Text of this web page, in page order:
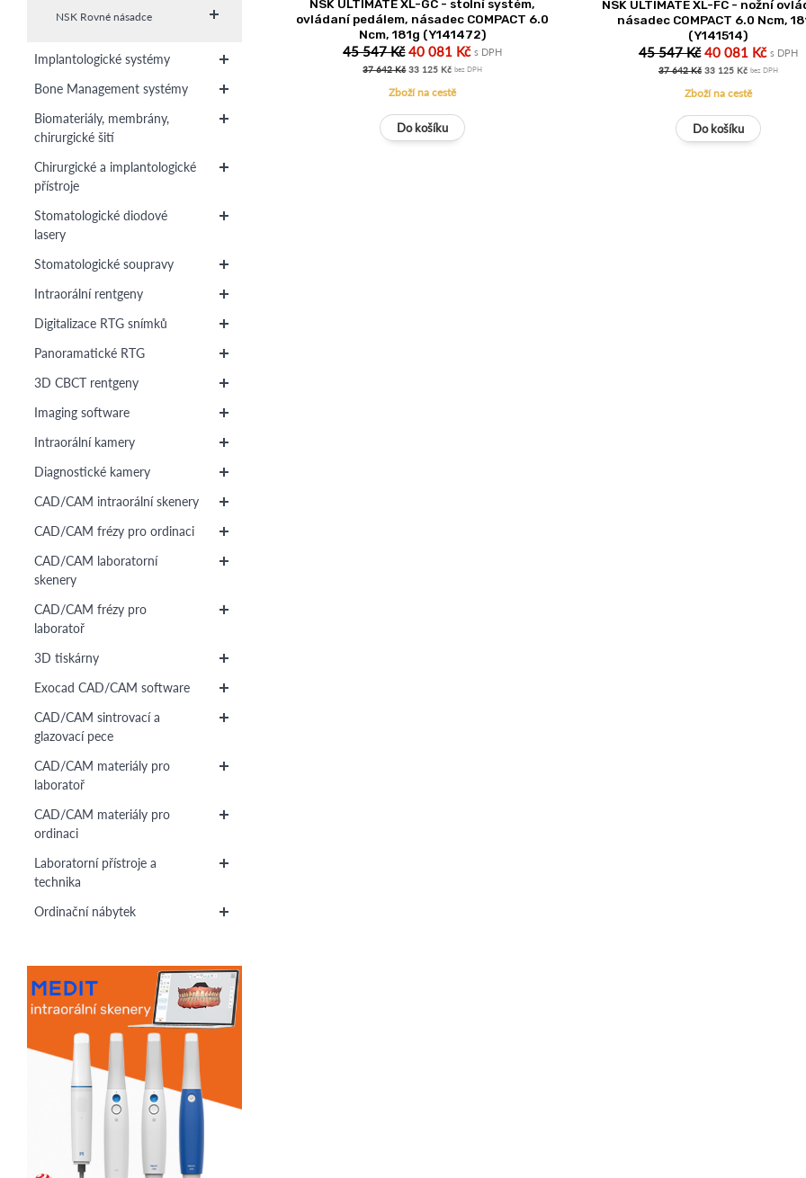
NSK Rovné násadce
Implantologické systémy
Bone Management systémy
Biomateriály, membrány,
chirurgické šití
Chirurgické a implantologické
přístroje
Stomatologické diodové
lasery
Stomatologické soupravy
Intraorální rentgeny
Digitalizace RTG snímků
Panoramatické RTG
3D CBCT rentgeny
Imaging software
Intraorální kamery
Diagnostické kamery
CAD/CAM intraorální skenery
CAD/CAM frézy pro ordinaci
CAD/CAM laboratorní
skenery
CAD/CAM frézy pro
laboratoř
3D tiskárny
Exocad CAD/CAM software
CAD/CAM sintrovací a
glazovací pece
CAD/CAM materiály pro
laboratoř
CAD/CAM materiály pro
ordinaci
Laboratorní přístroje a
technika
Ordinační nábytek
NSK ULTIMATE XL-GC - stolní systém,
ovládaní pedálem, násadec COMPACT 6.0
Ncm, 181g (Y141472)
45 547 Kč 40 081 Kčs DPH
37 642 Kč 33 125 Kčbez DPH
Zboží na cestě
NSK ULTIMATE XL-FC - nožní
násadec COMPACT 6.0 Ncm,
(Y141514)
45 547 Kč 40 081 Kč s DPH
37 642 Kč 33 125 Kč bez DPH
Zboží na cestě